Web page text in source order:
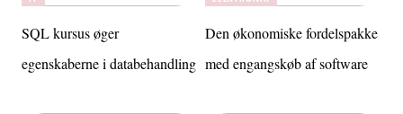
SQL kursus øger
egenskaberne i databehandling
Den økonomiske fordelspakke
med engangskøb af software